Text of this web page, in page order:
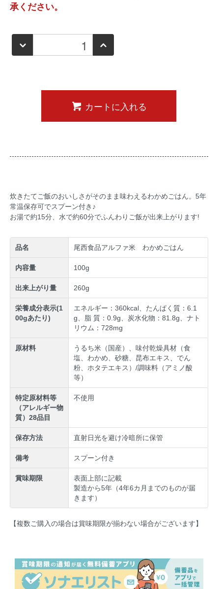
承ください。
カートに入れる
炊きたてご飯のおいしさがそのまま味わえるわかめごはん。5年
常温保存可でスプーン付き♪
お湯で約15分、水で約60分でふんわりご飯が出来上がります!
品名 尾西食品アルファ米 わかめごはん
内容量 100g
出来上がり量 260g
栄養成分表示(1
00gあたり)
エネルギー：360kcal、たんぱく質：6.1
g、脂 質：0.9g、炭水化物：81.8g、ナト
リウム：728mg
原材料
うるち米（国産）、味付乾燥具材（食
塩、わかめ、砂糖、昆布エキス、でん
粉、ホタテエキス）/調味料（アミノ酸
等）
特定原材料等
（アレルギー物
質）28品目
不使用
保存方法 直射日光を避け冷暗所に保管
備考 スプーン付き
賞味期限
表面上部に記載
製造から5年（4年6カ月までのものが届
きます）
【複数ご購入の場合は賞味期限が揃わない場合がございます】